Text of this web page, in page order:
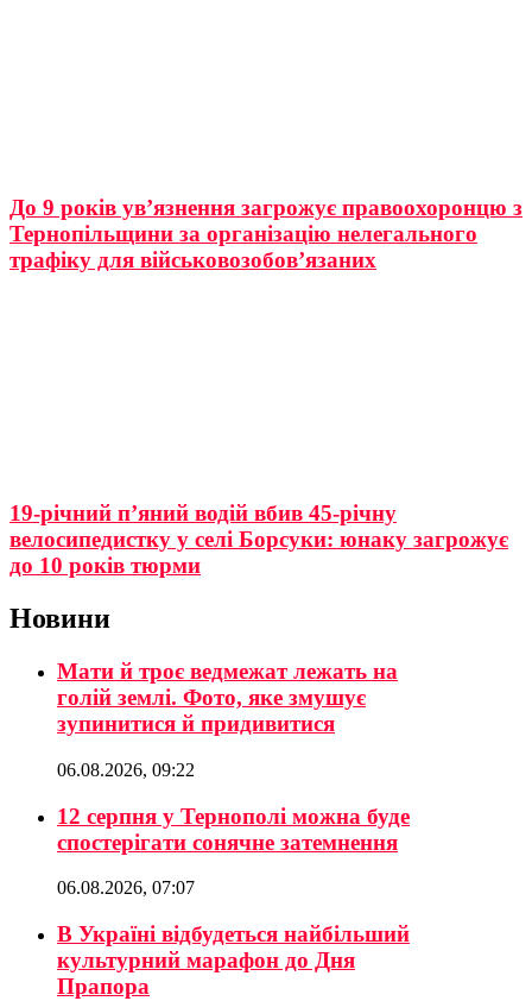
До 9 років ув’язнення загрожує правоохоронцю з
Тернопільщини за організацію нелегального
трафіку для військовозобов’язаних
19-річний п’яний водій вбив 45-річну
велосипедистку у селі Борсуки: юнаку загрожує
до 10 років тюрми
Новини
Мати й троє ведмежат лежать на
голій землі. Фото, яке змушує
зупинитися й придивитися
06.08.2026, 09:22
12 серпня у Тернополі можна буде
спостерігати сонячне затемнення
06.08.2026, 07:07
В Україні відбудеться найбільший
культурний марафон до Дня
Прапора